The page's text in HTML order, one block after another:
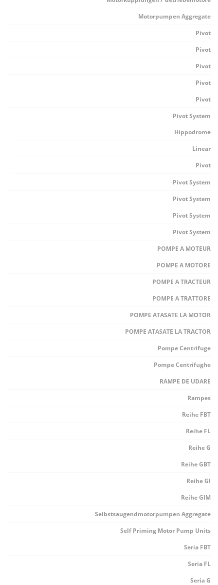
Motorpumpen Aggregate
Pivot
Pivot
Pivot
Pivot
Pivot
Pivot System
Hippodrome
Linear
Pivot
Pivot System
Pivot System
Pivot System
Pivot System
POMPE A MOTEUR
POMPE A MOTORE
POMPE A TRACTEUR
POMPE A TRATTORE
POMPE ATASATE LA MOTOR
POMPE ATASATE LA TRACTOR
Pompe Centrifuge
Pompe Centrifughe
RAMPE DE UDARE
Rampes
Reihe FBT
Reihe FL
Reihe G
Reihe GBT
Reihe GI
Reihe GIM
Selbstsaugendmotorpumpen Aggregate
Self Priming Motor Pump Units
Seria FBT
Seria FL
Seria G